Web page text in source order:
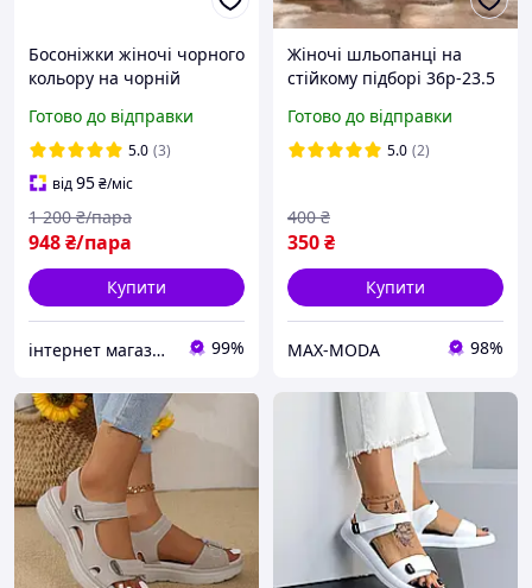
Босоніжки жіночі чорного
кольору на чорній
шкіри розмір 40
Готово до відправки
5.0 (3)
від95₴/міс
948₴/пара
1 200 ₴/пара
Купити
інтернет магазин ОПТИМАЛЬНИЙ ВИБІР 99%
Жіночі шльопанці на
стійкому підборі 36р-23.5
Готово до відправки
5.0 (2)
350₴
400 ₴
Купити
MAX-MODA 98%